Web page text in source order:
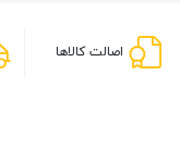
اصالت کالاها